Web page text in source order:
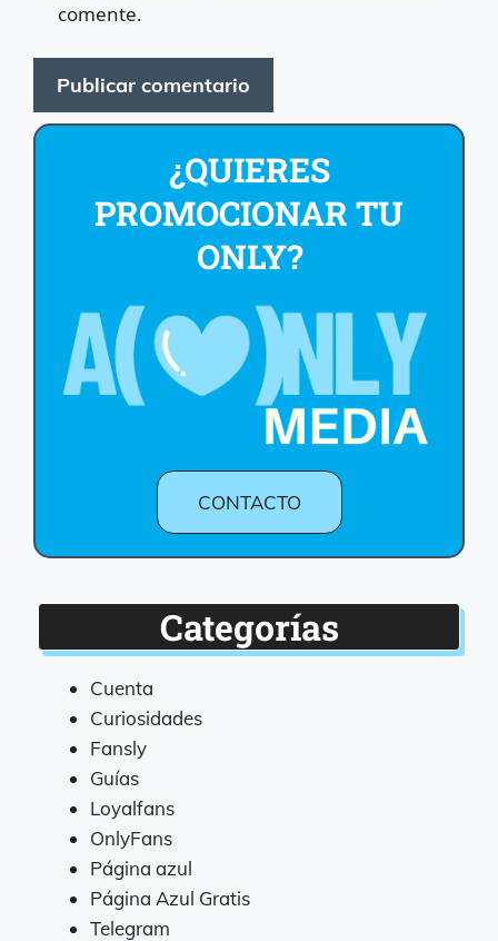
comente.
¿QUIERES
PROMOCIONAR TU
ONLY?
CONTACTO
Categorías
Cuenta
Curiosidades
Fansly
Guías
Loyalfans
OnlyFans
Página azul
Página Azul Gratis
Telegram